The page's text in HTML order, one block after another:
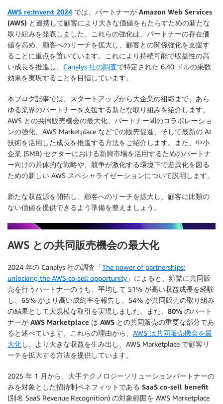
AWS re:Invent 2024 では、パートナーが Amazon Web Services
(AWS) と連携して顧客により大きな価値をもたらすための新たな
取り組みを発表しました。これらの強化は、パートナーの存在価
値を高め、顧客へのリーチを拡大し、顧客との関係強化を支援す
ることに重点を置いています。
これにより持続可能で収益性の高
い成長を推進し、 Canalys 社の調査で特定された 6.40 ドルの乗数
効果を実現することを目指しています。
本ブログ記事では、
スタートアップから大企業の組織まで、あら
ゆる業界のパートナーを支援する新たな取り組みを紹介します。
AWS との共同販売機会の最大化、パートナー間のコラボレーショ
ンの強化、AWS Marketplace などでの販売促進、そして最新の AI
技術を活用した成長を推進する方法をご紹介します。また、中小
企業 (SMB) セクターにおける新興市場を活用するためのパートナ
ー向けの具体的な戦略や、競争が激化する環境下で差異化を図る
ための新しい AWS スペシャライゼーションについて説明します。
新たな収益源を開拓し、顧客へのリーチを拡大し、顧客に比類の
ない価値を提供できるよう準備を整えましょう。
AWS との共同販売機会の最大化
2024 年の Canalys 社の調査「The power of partnerships:
unlocking the AWS co-sell opportunity 」によると、頻繁に共同販
売を行うパートナーのうち、平均して 51% が高い収益成長を経験
し、65% がより高い成約率を報告し、54% が共同販売の取り組み
の結果として大規模な取引を実現しました。
また、80% のパート
ナーが AWS Marketplace は AWS との共同販売の重要な部分であ
ると述べています。
これらの理由から、 AWS は共同販売機会を最
大化し、より大きな収益を生み出し、AWS Marketplace で顧客リ
ーチを拡大する方法を提供しています。
2025 年 1 月から、大手テクノロジーソリューションパートナーの
みを対象とした招待制ベネフィットである SaaS co-sell benefit
(別名 SaaS Revenue Recognition) の対象範囲を AWS Marketplace